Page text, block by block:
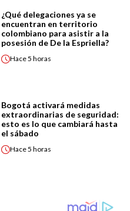
¿Qué delegaciones ya se
encuentran en territorio
colombiano para asistir a la
posesión de De la Espriella?
Hace5 horas
Bogotá activará medidas
extraordinarias de seguridad:
esto es lo que cambiará hasta
el sábado
Hace5 horas